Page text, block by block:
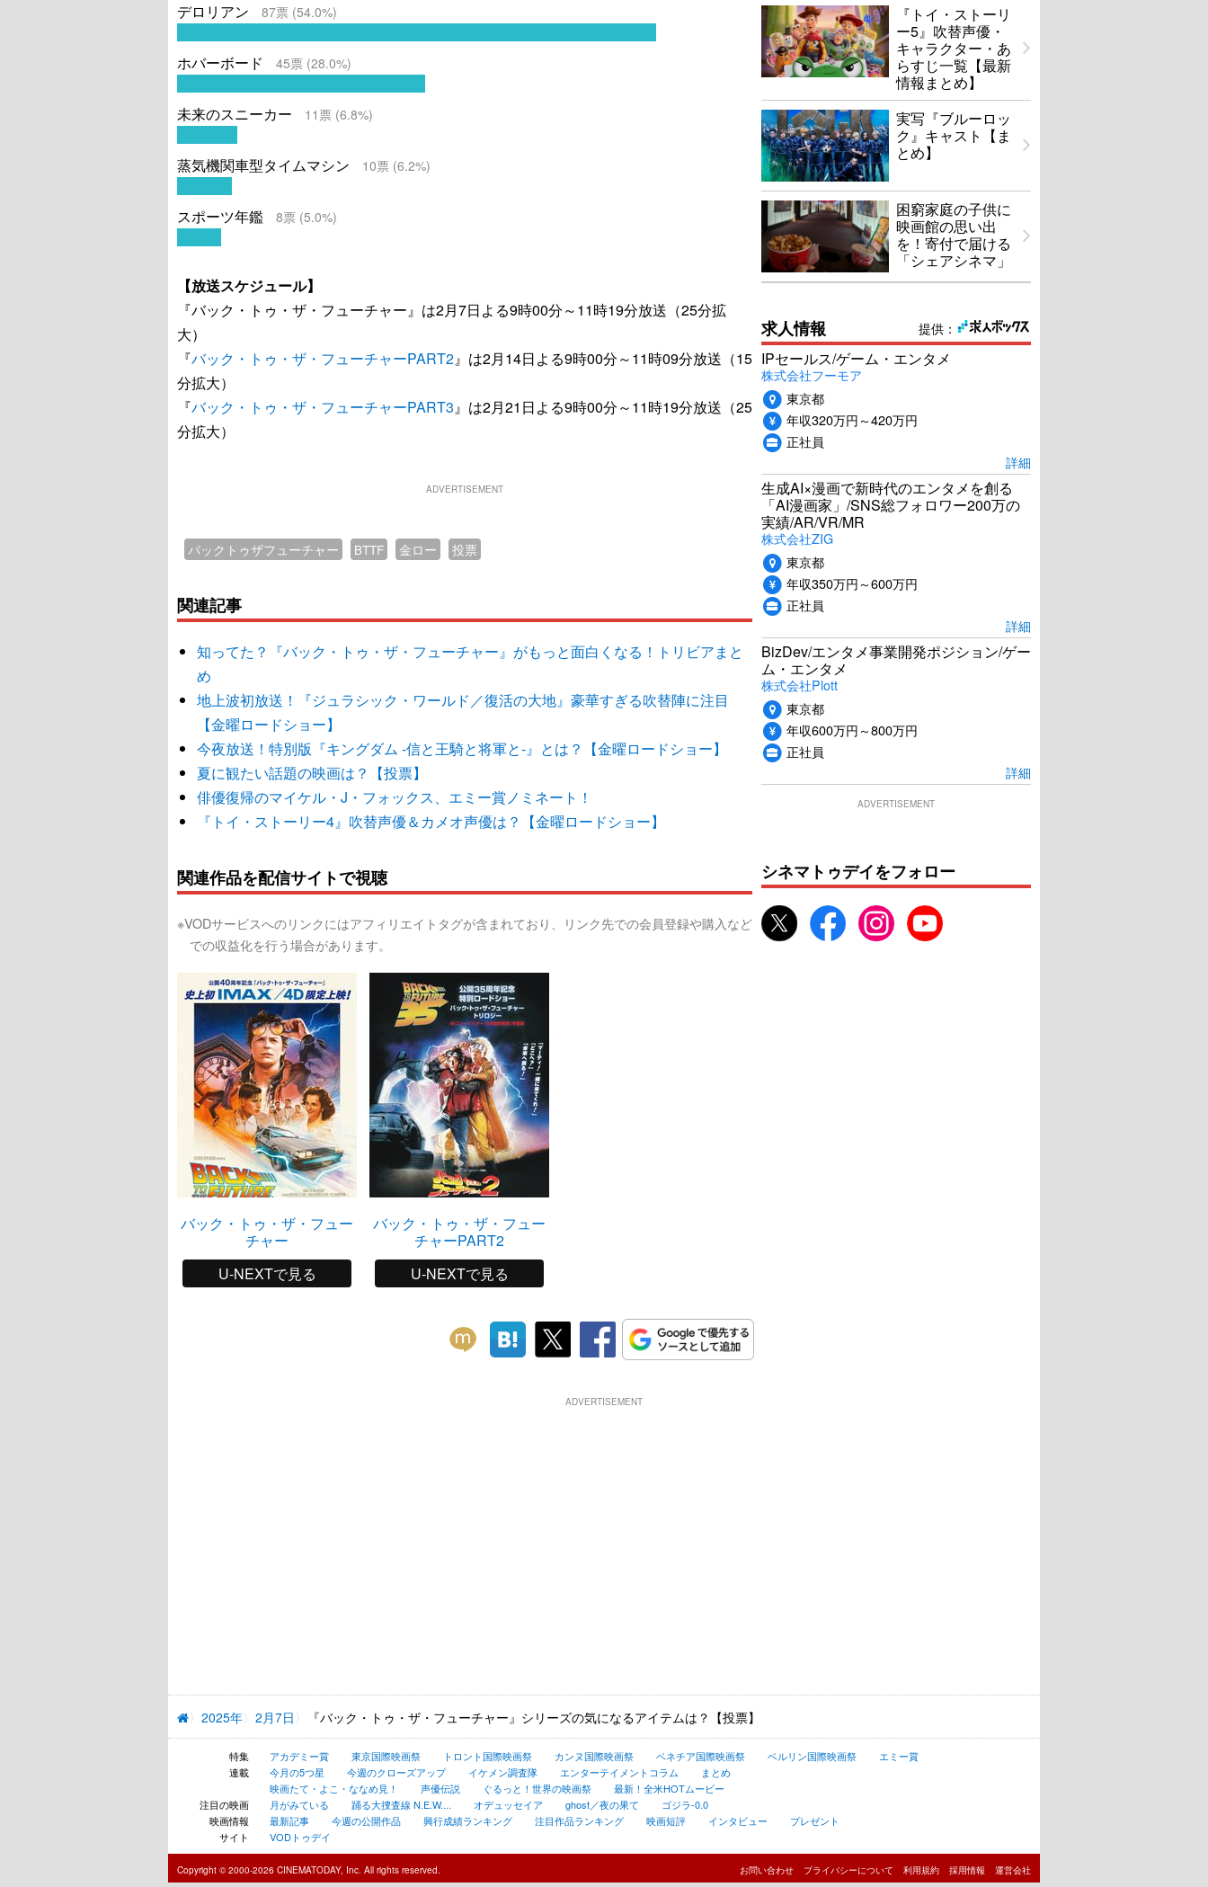
デロリアン 87票 (54.0%)
ホバーボード 45票 (28.0%)
未来のスニーカー 11 票 (6.8%)
蒸気機関車型タイムマシン 10票 (6.2%)
スポーツ年鑑 8票 (5.0%)
【放送スケジュール】
『バック・トゥ・ザ・フューチャー』は2月7日よる9時00分～11時19分放送（25分拡
大）
『バック・トゥ・ザ・フューチャーPART2』は2月14日よる9時00分～11時09分放送（15
分拡大）
『バック・トゥ・ザ・フューチャーPART3』は2月21日よる9時00分～11時19分放送（25
分拡大）
ADVERTISEMENT
バックトゥザフューチャー BTTF 金ロー 投票
関連記事
知ってた？『バック・トゥ・ザ・フューチャー』がもっと面白くなる！トリビアまと
め
地上波初放送！『ジュラシック・ワールド／復活の大地』豪華すぎる吹替陣に注目
【金曜ロードショー】
今夜放送！特別版『キングダム -信と王騎と将軍と-』とは？【金曜ロードショー】
夏に観たい話題の映画は？【投票】
俳優復帰のマイケル・J・フォックス、エミー賞ノミネート！
『トイ・ストーリー4』吹替声優＆カメオ声優は？【金曜ロードショー】
関連作品を配信サイトで視聴
※VODサービスへのリンクにはアフィリエイトタグが含まれており、リンク先での会員登録や購入など
での収益化を行う場合があります。
バック・トゥ・ザ・フュー
チャー
U-NEXTで見る
バック・トゥ・ザ・フュー
チャーPART2
U-NEXTで見る
『トイ・ストーリ
ー5』吹替声優・
キャラクター・あ
らすじ一覧【最新
情報まとめ】
実写『ブルーロッ
ク』キャスト【ま
とめ】
困窮家庭の子供に
映画館の思い出
を！寄付で届ける
「シェアシネマ」
提供：
求人情報
IPセールス/ゲーム・エンタメ
株式会社フーモア
東京都
年収320万円～420万円
正社員
詳細
生成AI×漫画で新時代のエンタメを創る
「AI漫画家」/SNS総フォロワー200万の
実績/AR/VR/MR
株式会社ZIG
東京都
年収350万円～600万円
正社員
詳細
BizDev/エンタメ事業開発ポジション/ゲー
ム・エンタメ
株式会社Plott
東京都
年収600万円～800万円
正社員
詳細
ADVERTISEMENT
シネマトゥデイをフォロー
ADVERTISEMENT
2025年 2月7日 『バック・トゥ・ザ・フューチャー』シリーズの気になるアイテムは？【投票】
特集 アカデミー賞 東京国際映画祭 トロント国際映画祭 カンヌ国際映画祭 ベネチア国際映画祭 ベルリン国際映画祭
エミー賞
連載
今月の5つ星 今週のクローズアップ イケメン調査隊 エンターテイメントコラム
まとめ
映画たて・よこ・ななめ見！
声優伝説 ぐるっと！世界の映画祭
最新！全米HOTムービー
注目の映画
月がみている 踊る大捜査線 N.E.W.... オデュッセイア ghost／夜の果て
ゴジラ-0.0
映画情報
最新記事 今週の公開作品 興行成績ランキング 注目作品ランキング 映画短評 インタビュー
プレゼント
サイト
VODトゥデイ
Copyright © 2000-2026 CINEMATODAY, Inc. All rights reserved. お問い合わせ プライバシーについて 利用規約 採用情報 運営会社